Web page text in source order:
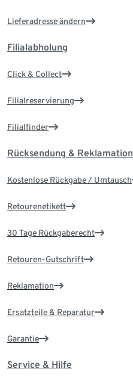
Lieferadresse ändern
Filialabholung
Click & Collect
Filialreservierung
Filialfinder
Rücksendung & Reklamation
Kostenlose Rückgabe / Umtausch
Retourenetikett
30 Tage Rückgaberecht
Retouren-Gutschrift
Reklamation
Ersatzteile & Reparatur
Garantie
Service & Hilfe